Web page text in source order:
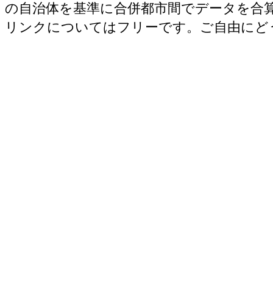
の自治体を基準に合併都市間でデータを合
リンクについてはフリーです。ご自由にど